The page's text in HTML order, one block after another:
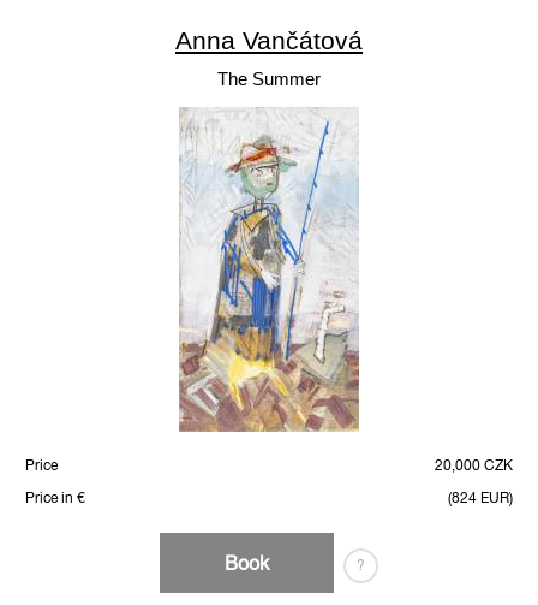
Anna Vančátová
The Summer
Price
20,000 CZK
Price in €
(824 EUR)
Book ?